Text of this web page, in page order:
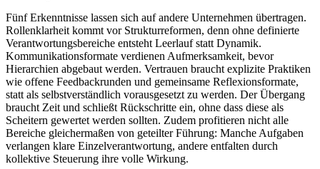
Fünf Erkenntnisse lassen sich auf andere Unternehmen übertragen.
Rollenklarheit kommt vor Strukturreformen, denn ohne definierte
Verantwortungsbereiche entsteht Leerlauf statt Dynamik.
Kommunikationsformate verdienen Aufmerksamkeit, bevor
Hierarchien abgebaut werden. Vertrauen braucht explizite Praktiken
wie offene Feedbackrunden und gemeinsame Reflexionsformate,
statt als selbstverständlich vorausgesetzt zu werden. Der Übergang
braucht Zeit und schließt Rückschritte ein, ohne dass diese als
Scheitern gewertet werden sollten. Zudem profitieren nicht alle
Bereiche gleichermaßen von geteilter Führung: Manche Aufgaben
verlangen klare Einzelverantwortung, andere entfalten durch
kollektive Steuerung ihre volle Wirkung.